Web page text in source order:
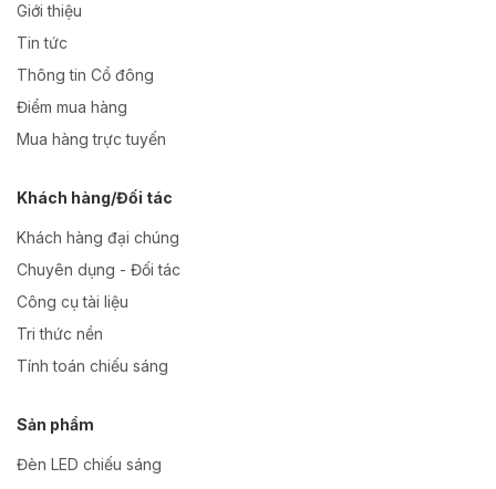
Giới thiệu
Tin tức
Thông tin Cổ đông
Điểm mua hàng
Mua hàng trực tuyến
Khách hàng/Đối tác
Khách hàng đại chúng
Chuyên dụng - Đối tác
Công cụ tài liệu
Tri thức nền
Tính toán chiếu sáng
Sản phẩm
Đèn LED chiếu sáng